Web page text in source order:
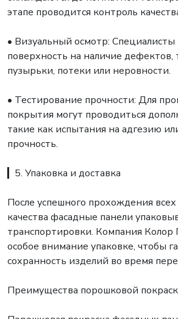
этапе проводится контроль
• Визуальный осмотр:
поверхность на наличие дефектов,
пузырьки, потеки или неровности.
• Тестирование прочности: Для
покрытия могут проводиться
такие как испытания на адгезию
прочность.
▎5. Упаковка и доставка
После успешного прохождения
качества фасадные панели
транспортировки. Компания Колор
особое внимание упаковке, чтобы
сохранность изделий во время
Преимущества порошковой